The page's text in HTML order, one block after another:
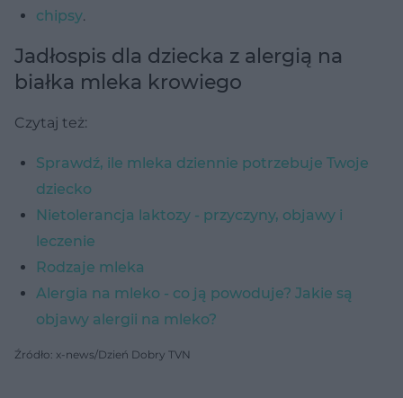
chipsy.
Jadłospis dla dziecka z alergią na
białka mleka krowiego
Czytaj też:
Sprawdź, ile mleka dziennie potrzebuje Twoje
dziecko
Nietolerancja laktozy - przyczyny, objawy i
leczenie
Rodzaje mleka
Alergia na mleko - co ją powoduje? Jakie są
objawy alergii na mleko?
Źródło: x-news/Dzień Dobry TVN